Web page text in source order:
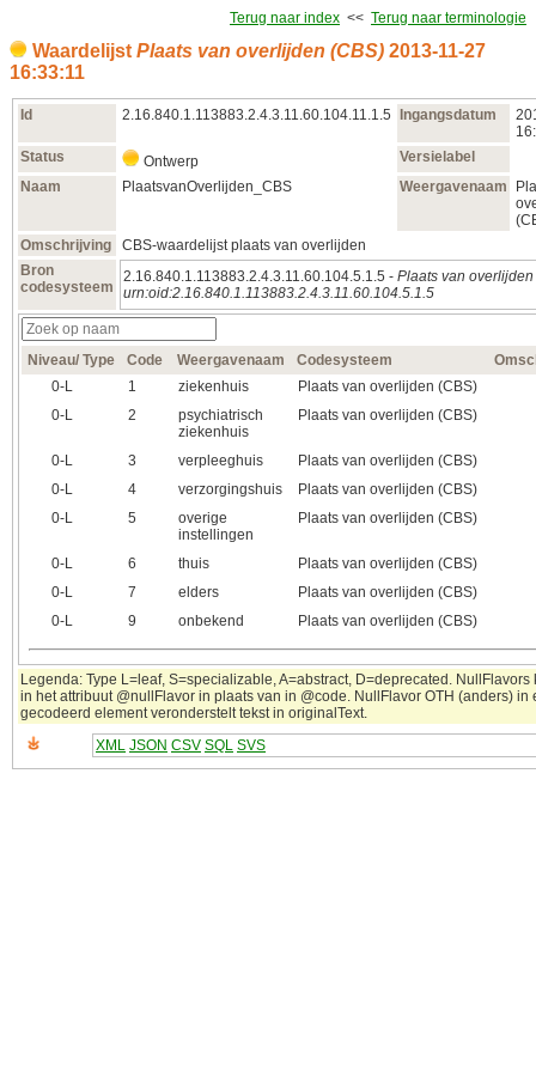
Terug naar index << Terug naar terminologie
Waardelijst Plaats van overlijden (CBS) 2013‑11‑27
16:33:11
Id 2.16.840.1.113883.2.4.3.11.60.104.11.1.5 Ingangsdatum
Status
Ontwerp
Versielabel
Naam
PlaatsvanOverlijden_CBS Weergavenaam
Omschrijving
CBS-waardelijst plaats van overlijden
Bron
codesysteem
2.16.840.1.113883.2.4.3.11.60.104.5.1.5 - Plaats van overlijden
urn:oid:2.16.840.1.113883.2.4.3.11.60.104.5.1.5
Niveau/ Type Code Weergavenaam Codesysteem
0‑L
1 ziekenhuis
Plaats van overlijden (CBS)
0‑L
2
psychiatrisch
ziekenhuis
Plaats van overlijden (CBS)
0‑L 3 verpleeghuis
Plaats van overlijden (CBS)
0‑L
4 verzorgingshuis
Plaats van overlijden (CBS)
0‑L
5
overige
instellingen
Plaats van overlijden (CBS)
0‑L 6 thuis
Plaats van overlijden (CBS)
0‑L
7 elders
Plaats van overlijden (CBS)
0‑L
9 onbekend Plaats van overlijden (CBS)
Legenda: Type L=leaf, S=specializable, A=abstract, D=deprecated. NullFlavors
in het attribuut @nullFlavor in plaats van in @code. NullFlavor OTH (anders) in
gecodeerd element veronderstelt tekst in originalText.
XML JSON CSV SQL SVS